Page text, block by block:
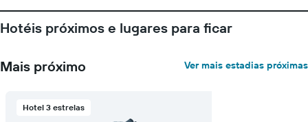
1
eixo
o
de
Hotéis próximos e lugares para ficar
Mais próximo Ver mais estadias próximas
Hotel 3 estrelas